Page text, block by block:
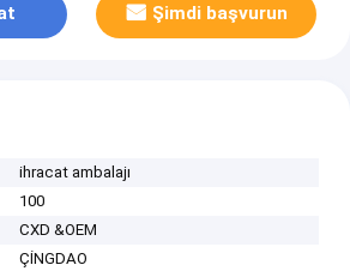
Şimdi başvurun
ihracat ambalajı
100
CXD &OEM
ÇİNGDAO